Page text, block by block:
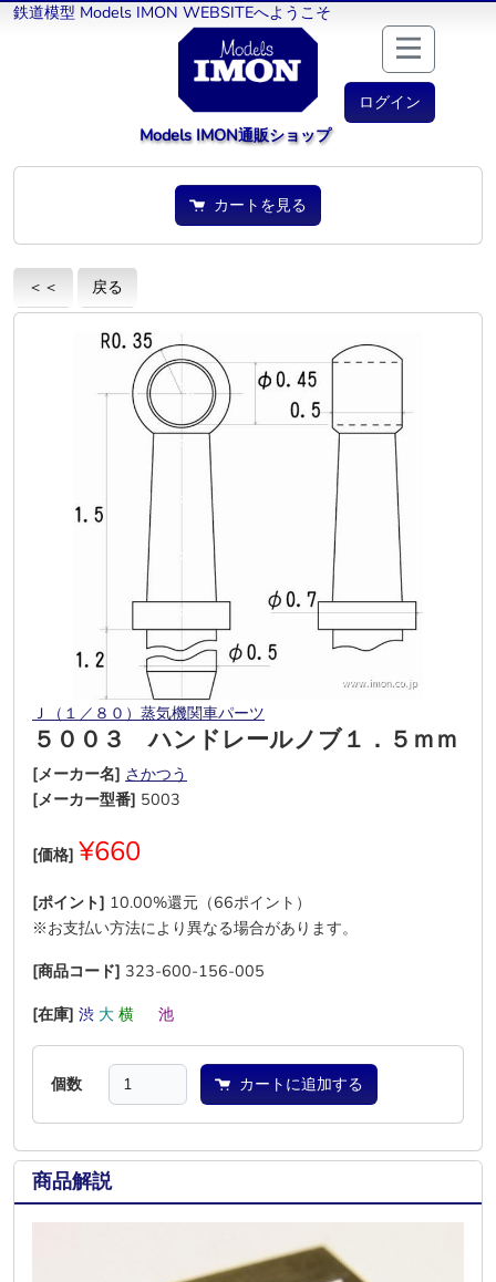
鉄道模型 Models IMON WEBSITEへようこそ
ログイン
Models IMON通販ショップ
カートを見る
＜＜ 戻る
Ｊ（１／８０）蒸気機関車パーツ
５００３ ハンドレールノブ１．５ｍｍ
[メーカー名] さかつう
[メーカー型番] 5003
[価格] ¥660
[ポイント] 10.00%還元（66ポイント）
※お支払い方法により異なる場合があります。
[商品コード] 323-600-156-005
[在庫] 渋 大 横 池
個数 カートに追加する
商品解説